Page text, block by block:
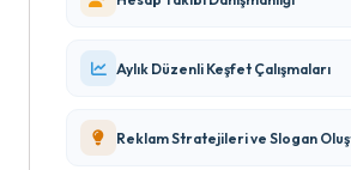
Aylık Düzenli Keşfet Çalışmaları
Reklam Stratejileri ve Slogan